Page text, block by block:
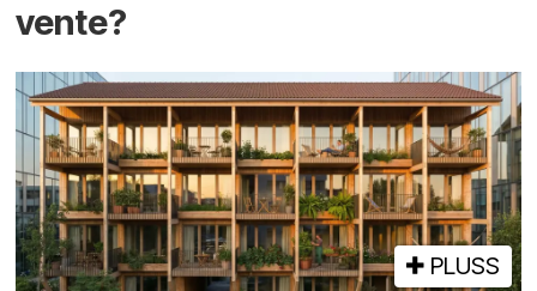
vente?
PLUSS